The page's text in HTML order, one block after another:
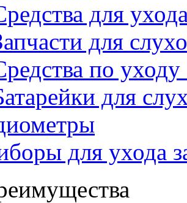
для
для
по
для
для ухода